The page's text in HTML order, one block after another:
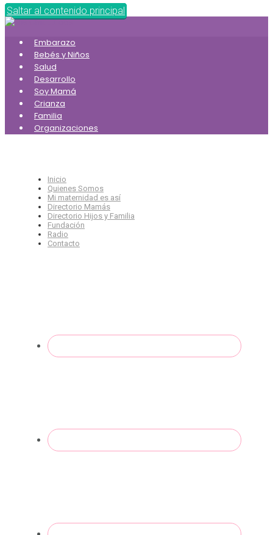
Saltar al contenido principal
Embarazo
Bebés y Niños
Salud
Desarrollo
Soy Mamá
Crianza
Familia
Organizaciones
Inicio
Quienes Somos
Mi maternidad es así
Directorio Mamás
Directorio Hijos y Familia
Fundación
Radio
Contacto